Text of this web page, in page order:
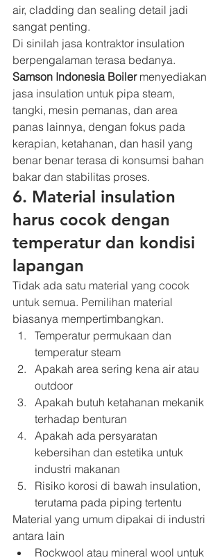
air, cladding dan sealing detail jadi
sangat penting.
Di sinilah jasa kontraktor insulation
berpengalaman terasa bedanya.
Samson Indonesia Boiler menyediakan
jasa insulation untuk pipa steam,
tangki, mesin pemanas, dan area
panas lainnya, dengan fokus pada
kerapian, ketahanan, dan hasil yang
benar benar terasa di konsumsi bahan
bakar dan stabilitas proses.
6. Material insulation
harus cocok dengan
temperatur dan kondisi
lapangan
Tidak ada satu material yang cocok
untuk semua. Pemilihan material
biasanya mempertimbangkan.
Temperatur permukaan dan
temperatur steam
Apakah area sering kena air atau
outdoor
Apakah butuh ketahanan mekanik
terhadap benturan
Apakah ada persyaratan
kebersihan dan estetika untuk
industri makanan
Risiko korosi di bawah insulation,
terutama pada piping tertentu
Material yang umum dipakai di industri
antara lain
Rockwool atau mineral wool untuk